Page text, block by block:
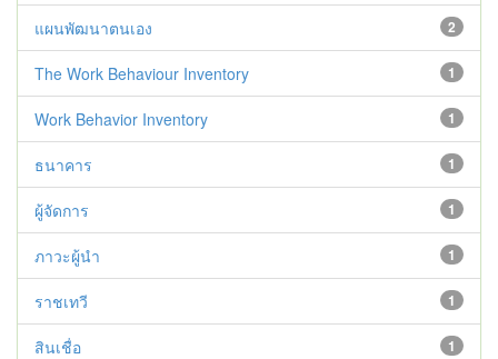
2
แผนพัฒนาตนเอง
1
The Work Behaviour Inventory
1
Work Behavior Inventory
1
ธนาคาร
1
ผู้จัดการ
1
ภาวะผู้นำ
1
ราชเทวี
1
สินเชื่อ